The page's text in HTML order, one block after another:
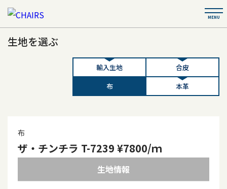
生地を選ぶ
輸入生地
合皮
布
本革
布
ザ・チンチラ T-7239 ¥7800/ｍ
生地情報